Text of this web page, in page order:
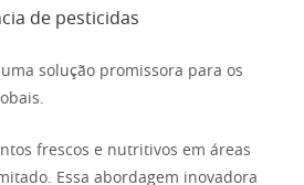
de pesticidas
solução promissora para os
frescos e nutritivos em áreas
Essa abordagem inovadora